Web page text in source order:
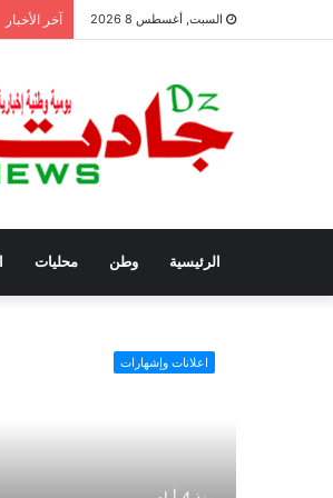
السبت, أغسطس 8 2026 آخر الأخبار
الرئيسية وطن محليات
اعلانات وإشهارات